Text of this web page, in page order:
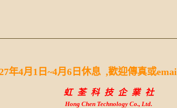
年4月1日~4月6日休息 ,歡迎傳真或
虹 荃 科 技 企 業 社
Hong Chen Technology Co., Ltd.